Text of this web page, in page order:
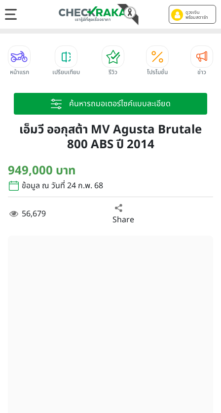
ดูวงเงิน
พร้อมสตาร์ท
หน้าแรก เปรียบเทียบ รีวิว โปรโมชั่น ข่าว
ค้นหารถมอเตอร์ไซค์แบบละเอียด
เอ็มวี ออกุสต้า MV Agusta Brutale
800 ABS ปี 2014
949,000 บาท
ข้อมูล ณ วันที่ 24 ก.พ. 68
56,679 Share